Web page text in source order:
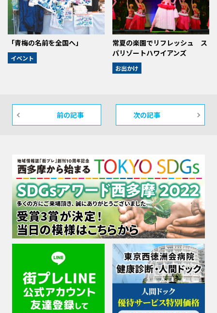
「青梅の名前を全国へ」
イベント
常夏の楽園でリフレッシュ ス
パリゾートハワイアンズ
お出かけ
前の記事 次の記事